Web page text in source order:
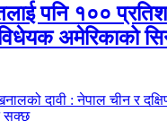
पनि १००
अमेरिकाको